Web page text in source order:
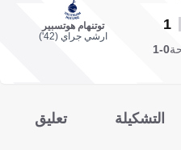
1
توتنهام هوتسبير
ارشي جراي (42')
0-1
التشكيلة تعليق